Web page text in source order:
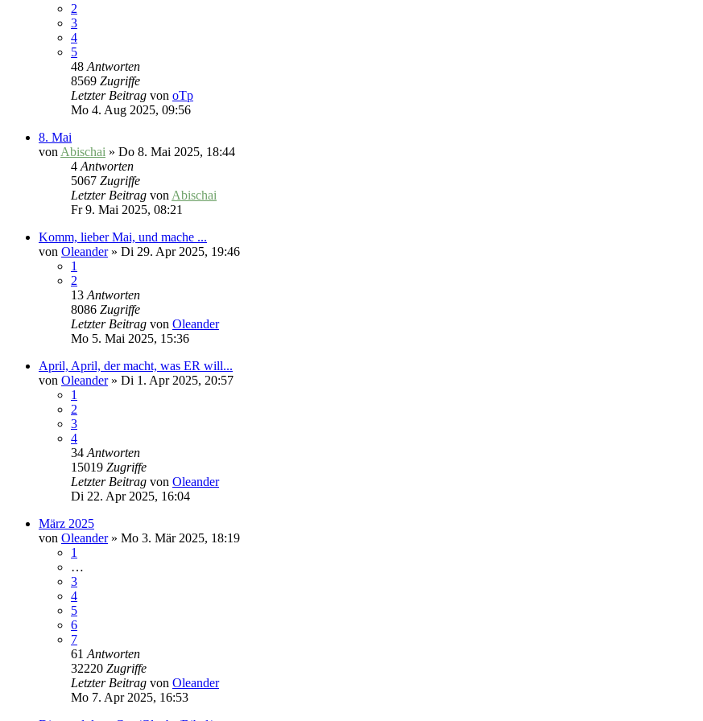
2
3
4
5
48 Antworten
8569 Zugriffe
Letzter Beitrag von oTp
Mo 4. Aug 2025, 09:56
8. Mai
von Abischai » Do 8. Mai 2025, 18:44
4 Antworten
5067 Zugriffe
Letzter Beitrag von Abischai
Fr 9. Mai 2025, 08:21
Komm, lieber Mai, und mache ...
von Oleander» Di 29. Apr 2025, 19:46
1
2
13 Antworten
8086 Zugriffe
Letzter Beitrag von Oleander
Mo 5. Mai 2025, 15:36
April, April, der macht, was ER will...
von Oleander» Di 1. Apr 2025, 20:57
1
2
3
4
34 Antworten
15019 Zugriffe
Letzter Beitrag von Oleander
Di 22. Apr 2025, 16:04
März 2025
von Oleander» Mo 3. Mär 2025, 18:19
1
…
3
4
5
6
7
61 Antworten
32220 Zugriffe
Letzter Beitrag von Oleander
Mo 7. Apr 2025, 16:53